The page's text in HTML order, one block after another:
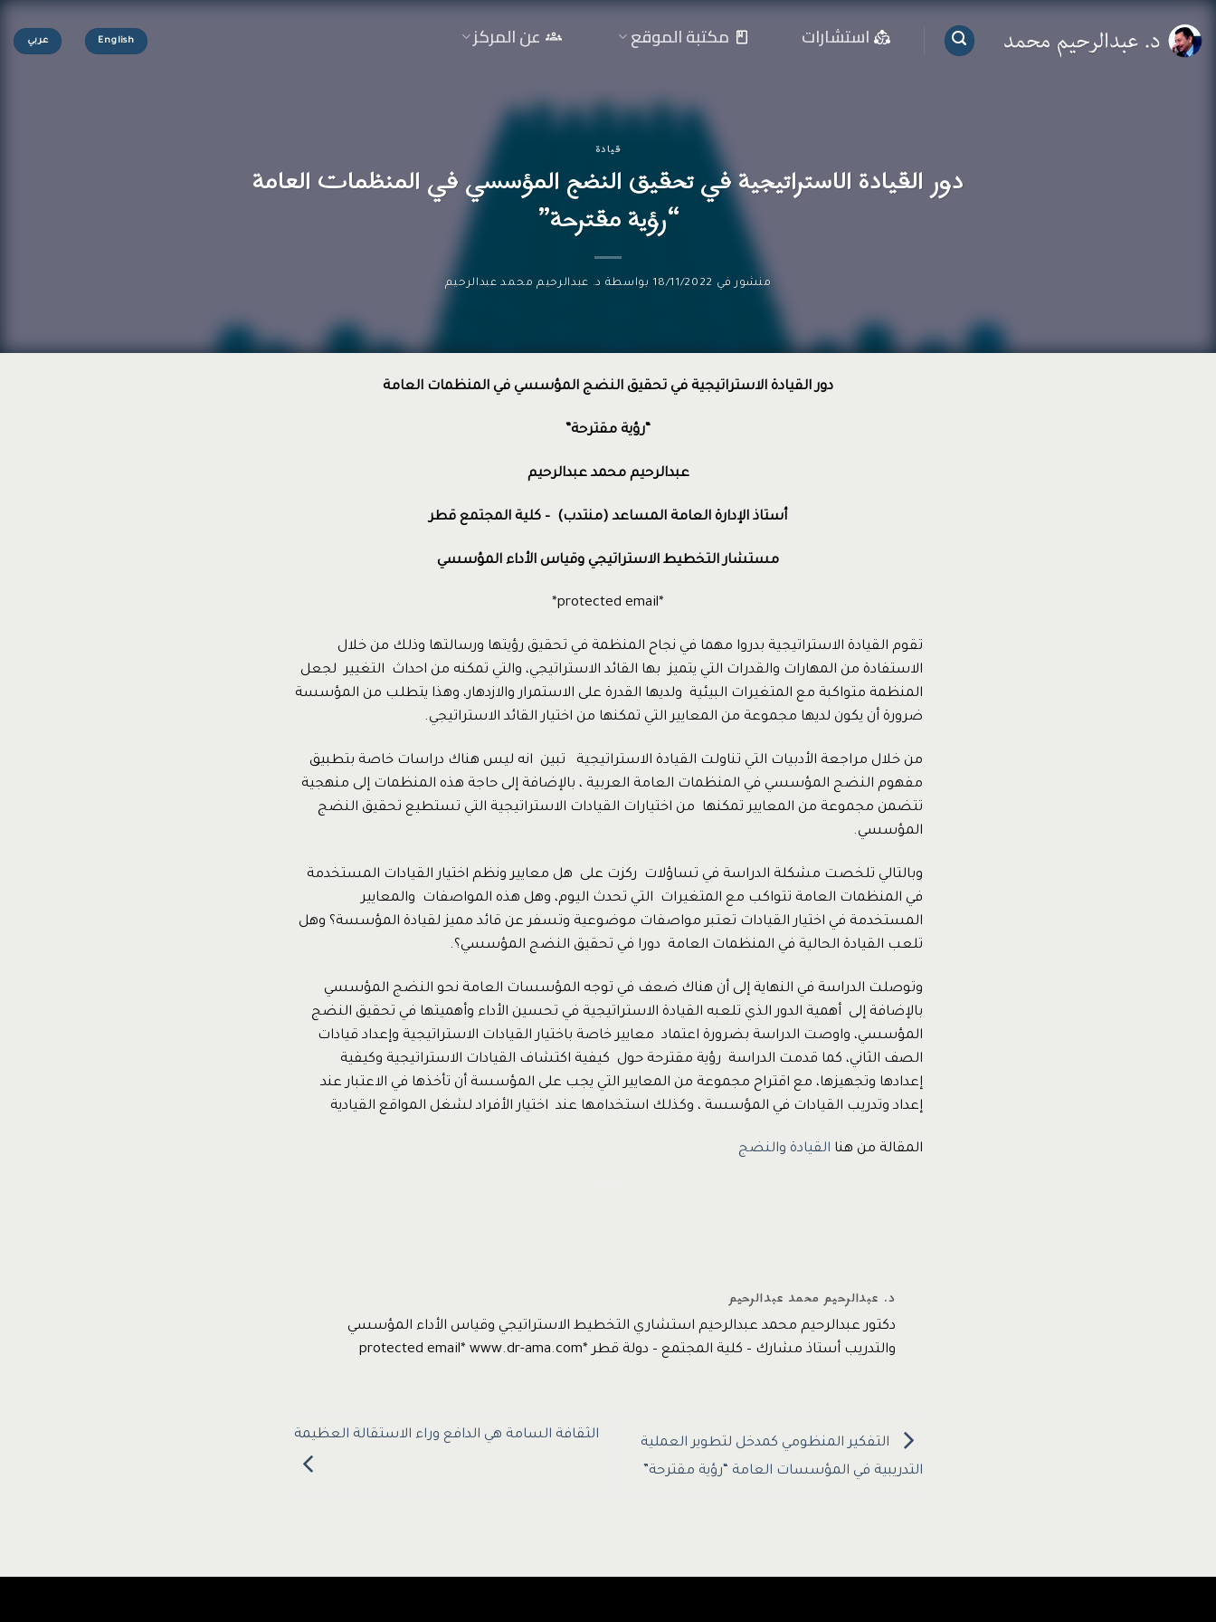
للمحتوى
استشارات مكتبة الموقع عن المركز English عربي
قيادة
دور القيادة الاستراتيجية في تحقيق النضج المؤسسي في المنظمات العامة
“رؤية مقترحة”
منشور في 18/11/2022 بواسطة د. عبدالرحيم محمد عبدالرحيم
دور القيادة الاستراتيجية في تحقيق النضج المؤسسي في المنظمات العامة
“رؤية مقترحة”
عبدالرحيم محمد عبدالرحيم
أستاذ الإدارة العامة المساعد (منتدب) – كلية المجتمع قطر
مستشار التخطيط الاستراتيجي وقياس الأداء المؤسسي
*protected email*
تقوم القيادة الاستراتيجية بدروا مهما في نجاح المنظمة في تحقيق رؤيتها ورسالتها وذلك من خلال
الاستفادة من المهارات والقدرات التي يتميز بها القائد الاستراتيجي، والتي تمكنه من احداث التغيير لجعل
المنظمة متواكبة مع المتغيرات البيئية ولديها القدرة على الاستمرار والازدهار، وهذا يتطلب من المؤسسة
ضرورة أن يكون لديها مجموعة من المعايير التي تمكنها من اختيار القائد الاستراتيجي.
من خلال مراجعة الأدبيات التي تناولت القيادة الاستراتيجية تبين انه ليس هناك دراسات خاصة بتطبيق
مفهوم النضج المؤسسي في المنظمات العامة العربية ، بالإضافة إلى حاجة هذه المنظمات إلى منهجية
تتضمن مجموعة من المعايير تمكنها من اختيارات القيادات الاستراتيجية التي تستطيع تحقيق النضج
المؤسسي.
وبالتالي تلخصت مشكلة الدراسة في تساؤلات ركزت على هل معايير ونظم اختيار القيادات المستخدمة
في المنظمات العامة تتواكب مع المتغيرات التي تحدث اليوم، وهل هذه المواصفات والمعايير
المستخدمة في اختيار القيادات تعتبر مواصفات موضوعية وتسفر عن قائد مميز لقيادة المؤسسة؟ وهل
تلعب القيادة الحالية في المنظمات العامة دورا في تحقيق النضج المؤسسي؟.
وتوصلت الدراسة في النهاية إلى أن هناك ضعف في توجه المؤسسات العامة نحو النضج المؤسسي
بالإضافة إلى أهمية الدور الذي تلعبه القيادة الاستراتيجية في تحسين الأداء وأهميتها في تحقيق النضج
المؤسسي، واوصت الدراسة بضرورة اعتماد معايير خاصة باختيار القيادات الاستراتيجية وإعداد قيادات
الصف الثاني، كما قدمت الدراسة رؤية مقترحة حول كيفية اكتشاف القيادات الاستراتيجية وكيفية
إعدادها وتجهيزها، مع اقتراح مجموعة من المعايير التي يجب على المؤسسة أن تأخذها في الاعتبار عند
إعداد وتدريب القيادات في المؤسسة ، وكذلك استخدامها عند اختيار الأفراد لشغل المواقع القيادية
المقالة من هنا القيادة والنضج
د. عبدالرحيم محمد عبدالرحيم
دكتور عبدالرحيم محمد عبدالرحيم استشاري التخطيط الاستراتيجي وقياس الأداء المؤسسي
والتدريب أستاذ مشارك – كلية المجتمع – دولة قطر *protected email* www.dr-ama.com
التفكير المنظومي كمدخل لتطوير العملية
التدريبية في المؤسسات العامة “رؤية مقترحة”
الثقافة السامة هي الدافع وراء الاستقالة العظيمة